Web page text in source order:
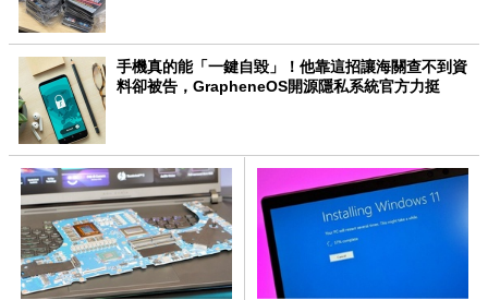
手機真的能「一鍵自毀」！他靠這招讓海關查不到資
料卻被告，GrapheneOS開源隱私系統官方力挺